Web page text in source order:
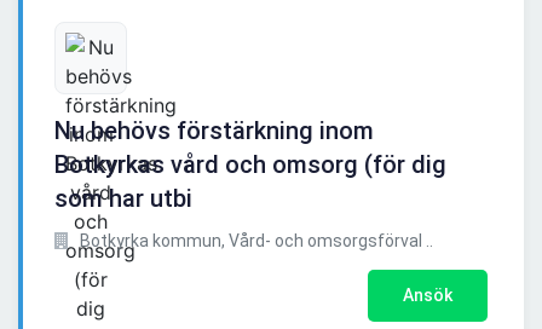
Nu behövs förstärkning inom
Botkyrkas vård och omsorg (för dig
som har utbi
Botkyrka kommun, Vård- och omsorgsförval ..
Ansök